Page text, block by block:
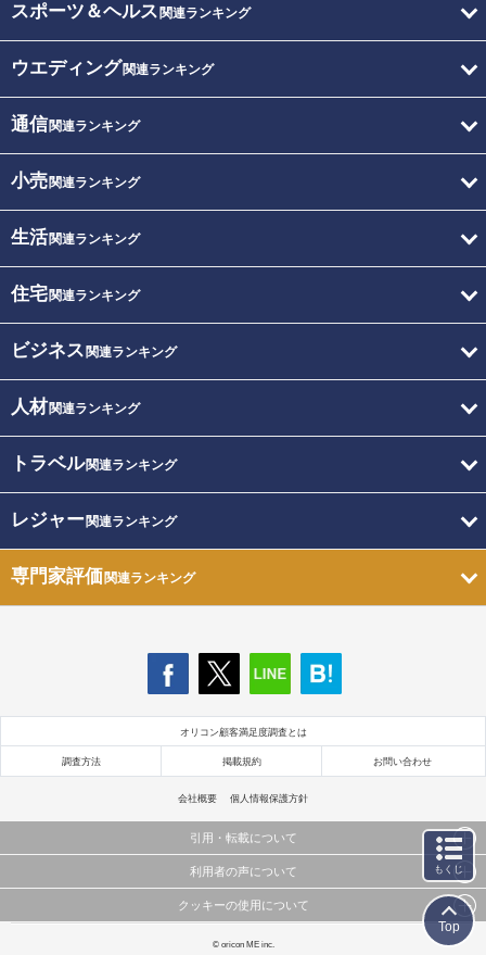
スポーツ＆ヘルス 関連ランキング
ウエディング関連ランキング
通信関連ランキング
小売関連ランキング
生活関連ランキング
住宅関連ランキング
ビジネス 関連ランキング
人材関連ランキング
トラベル関連ランキング
レジャー関連ランキング
専門家評価関連ランキング
オリコン顧客満足度調査とは
調査方法 掲載規約 お問い合わせ
会社概要 個人情報保護方針
引用・転載について
当サイトで公開されている情報（文字、写真、イラスト、画像データ等）及びこれらの配置・
これらの情報を権利者の許可なく無断転載・複製などの二次利用を行うことは固く禁じており
利用者の声について
当サイトに掲載している内容はすべてサービスの利用者が提出された見解・感想です。
弊社の見解・ 意見ではないことをご理解いただいた上でご覧ください。
クッキーの使用について
このサイトでは Cookie を使用して、ユーザーに合わせたコンテンツや広告の表示、ソーシャル
© oricon ME inc.
もくじ
Top